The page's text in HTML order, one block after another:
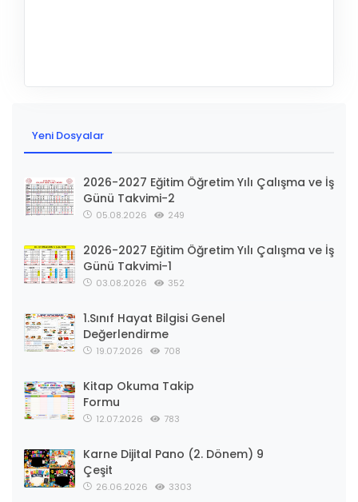
Yeni Dosyalar
2026-2027 Eğitim Öğretim Yılı Çalışma ve İş
Günü Takvimi-2
05.08.2026 249
2026-2027 Eğitim Öğretim Yılı Çalışma ve İş
Günü Takvimi-1
03.08.2026 352
1.Sınıf Hayat Bilgisi Genel
Değerlendirme
19.07.2026 708
Kitap Okuma Takip
Formu
12.07.2026 783
Karne Dijital Pano (2. Dönem) 9
Çeşit
26.06.2026 3303